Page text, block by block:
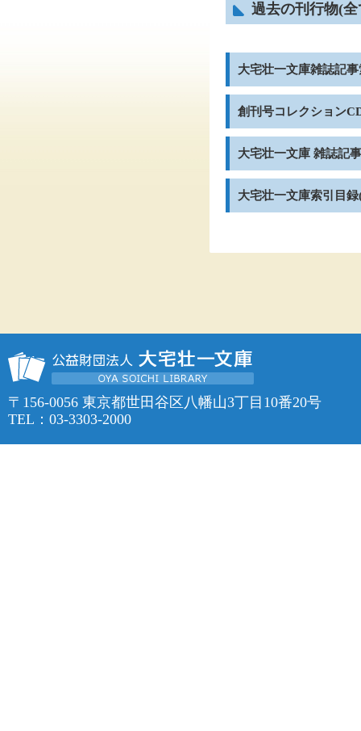
過去の刊行物(
大宅壮一文庫雑誌記
創刊号コレクション
大宅壮一文庫 雑誌記
大宅壮一文庫索引目
〒156-0056 東京都世田谷区八幡山3丁目10番20号
TEL：03-3303-2000